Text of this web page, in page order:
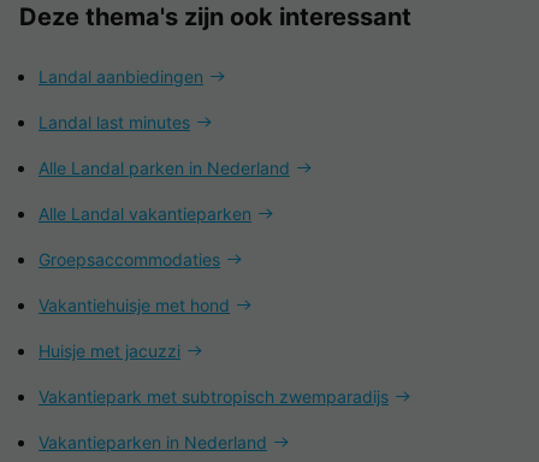
Deze thema's zijn ook interessant
Landal aanbiedingen
Landal last minutes
Alle Landal parken in Nederland
Alle Landal vakantieparken
Groepsaccommodaties
Vakantiehuisje met hond
Huisje met jacuzzi
Vakantiepark met subtropisch zwemparadijs
Vakantieparken in Nederland